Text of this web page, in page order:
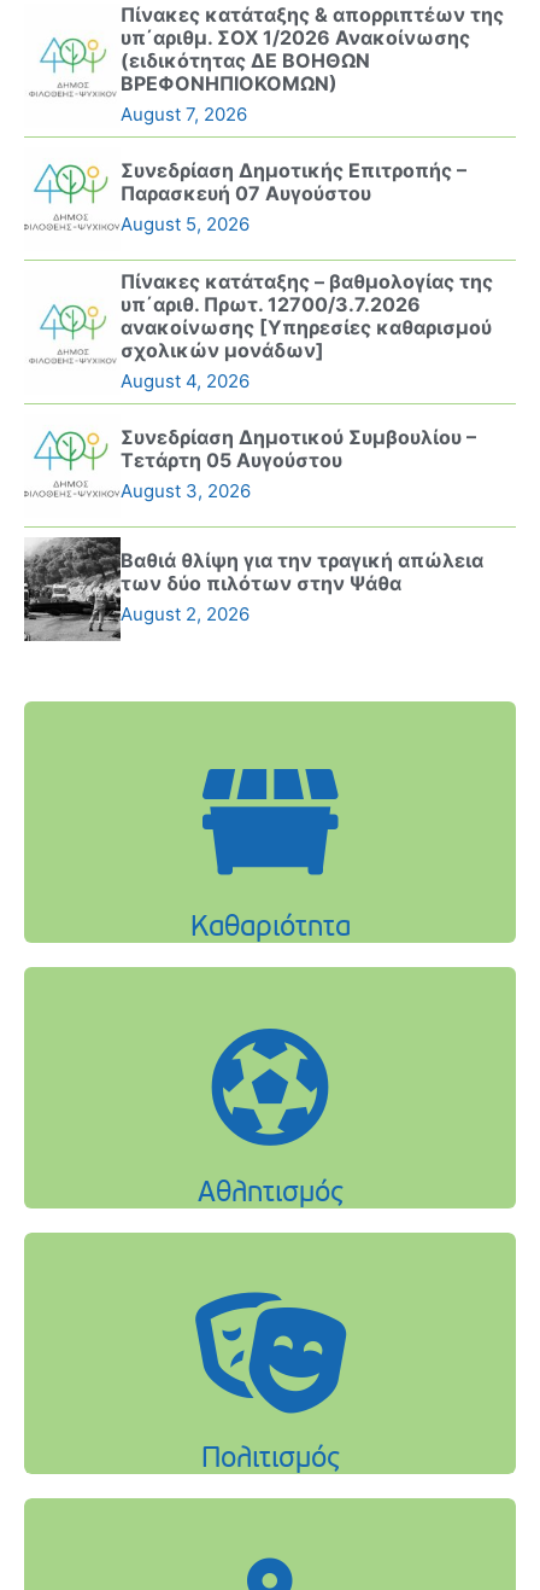
Πίνακες κατάταξης & απορριπτέων της
υπ΄αριθμ. ΣΟΧ 1/2026 Ανακοίνωσης
(ειδικότητας ΔΕ ΒΟΗΘΩΝ
ΒΡΕΦΟΝΗΠΙΟΚΟΜΩΝ)
August 7, 2026
Συνεδρίαση Δημοτικής Επιτροπής –
Παρασκευή 07 Αυγούστου
August 5, 2026
Πίνακες κατάταξης – βαθμολογίας της
υπ΄αριθ. Πρωτ. 12700/3.7.2026
ανακοίνωσης [Υπηρεσίες καθαρισμού
σχολικών μονάδων]
August 4, 2026
Συνεδρίαση Δημοτικού Συμβουλίου –
Τετάρτη 05 Αυγούστου
August 3, 2026
Βαθιά θλίψη για την τραγική απώλεια
των δύο πιλότων στην Ψάθα
August 2, 2026